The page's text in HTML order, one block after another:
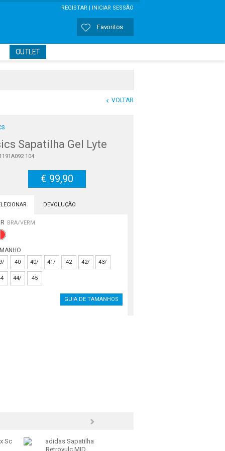
REGISTAR | INICIAR SESSÃO
Favoritos
OUTLET
VOLTAR
Sapatilha Gel Lyte
104
€ 99,90
DEVOLUÇÃO
BRA/VERM
40 40/ 41/ 42 42/ 43/
44/ 45
GUIA DE TAMANHOS